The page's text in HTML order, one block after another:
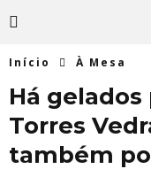
Início À Mesa
Há gelados
Torres
também